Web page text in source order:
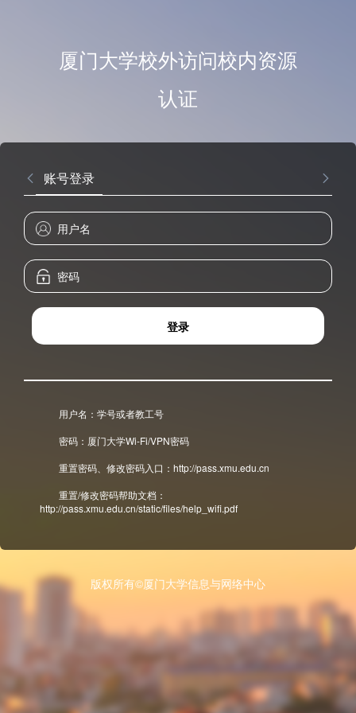
厦门大学校外访问校内资源
认证
账号登录
登录
用户名：学号或者教工号
密码：厦门大学Wi-Fi/VPN密码
重置密码、修改密码入口：http://pass.xmu.edu.cn
重置/修改密码帮助文档：
http://pass.xmu.edu.cn/static/files/help_wifi.pdf
版权所有©厦门大学信息与网络中心